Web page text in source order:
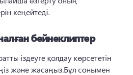
кеңейтеді.
бейнеклиптер
іздеуге қолдау көрсететін
және жасаңыз.Бұл сонымен